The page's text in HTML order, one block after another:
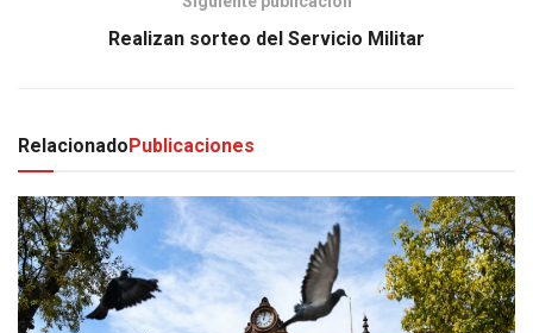
Realizan sorteo del Servicio Militar
RelacionadoPublicaciones